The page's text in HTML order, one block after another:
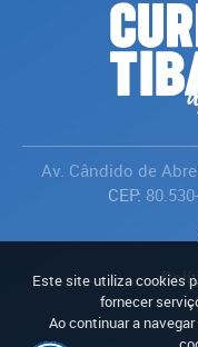
Av. Cândido de
CEP:
Este site utiliza cookies
fornecer
Ao continuar a